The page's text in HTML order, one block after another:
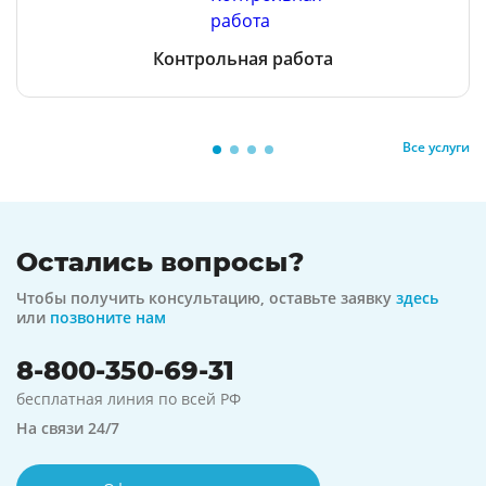
Контрольная работа
Все услуги
Остались вопросы?
Чтобы получить консультацию, оставьте заявку здесь
или позвоните нам
8-800-350-69-31
бесплатная линия по всей РФ
На связи 24/7